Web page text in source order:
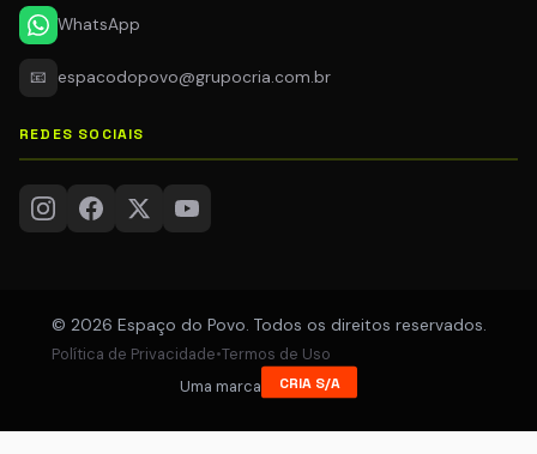
WhatsApp
📧 espacodopovo@grupocria.com.br
REDES SOCIAIS
© 2026 Espaço do Povo. Todos os direitos reservados.
Política de Privacidade•Termos de Uso
Uma marca
CRIA S/A